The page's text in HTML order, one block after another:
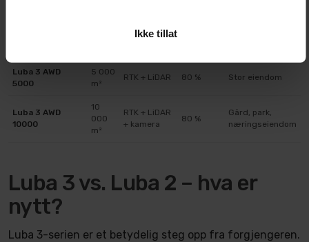
Ikke tillat
Luba 3 AWD
5000
5 000
m²
RTK + LiDAR 80 % Stor eiendom
Luba 3 AWD
10000
10
000
m²
RTK + LiDAR
+ kamera
80 %
Gård, park,
næringseiendom
Luba 3 vs. Luba 2 – hva er
nytt?
Luba 3-serien er et betydelig steg opp fra forgjengeren.